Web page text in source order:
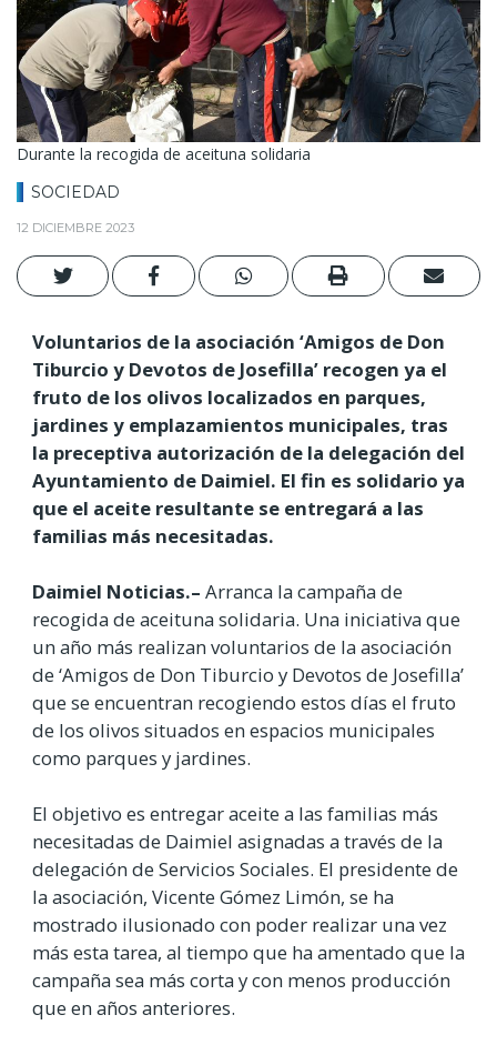
Durante la recogida de aceituna solidaria
SOCIEDAD
12 DICIEMBRE 2023
Voluntarios de la asociación ‘Amigos de Don
Tiburcio y Devotos de Josefilla’ recogen ya el
fruto de los olivos localizados en parques,
jardines y emplazamientos municipales, tras
la preceptiva autorización de la delegación del
Ayuntamiento de Daimiel. El fin es solidario ya
que el aceite resultante se entregará a las
familias más necesitadas.
Daimiel Noticias.– Arranca la campaña de
recogida de aceituna solidaria. Una iniciativa que
un año más realizan voluntarios de la asociación
de ‘Amigos de Don Tiburcio y Devotos de Josefilla’
que se encuentran recogiendo estos días el fruto
de los olivos situados en espacios municipales
como parques y jardines.
El objetivo es entregar aceite a las familias más
necesitadas de Daimiel asignadas a través de la
delegación de Servicios Sociales. El presidente de
la asociación, Vicente Gómez Limón, se ha
mostrado ilusionado con poder realizar una vez
más esta tarea, al tiempo que ha amentado que la
campaña sea más corta y con menos producción
que en años anteriores.